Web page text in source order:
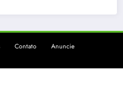
Contato Anuncie